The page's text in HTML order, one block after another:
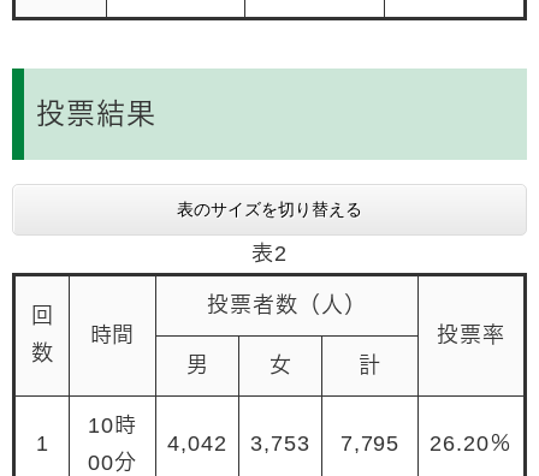
投票結果
表のサイズを切り替える
表2
回
数
時間
投票者数（人）
投票率
男
女 計
1
10時
00分
4,042 3,753 7,795 26.20％